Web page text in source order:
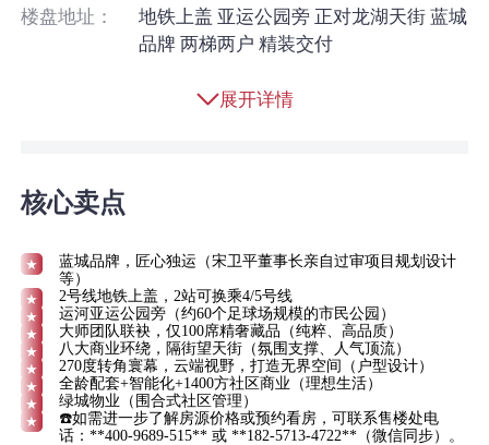
楼盘地址：
地铁上盖 亚运公园旁 正对龙湖天街 蓝城
品牌 两梯两户 精装交付
展开详情
核心卖点
蓝城品牌，匠心独运（宋卫平董事长亲自过审项目规划设计
等）
2号线地铁上盖，2站可换乘4/5号线
运河亚运公园旁（约60个足球场规模的市民公园）
大师团队联袂，仅100席精奢藏品（纯粹、高品质）
八大商业环绕，隔街望天街（氛围支撑、人气顶流）
270度转角寰幕，云端视野，打造无界空间（户型设计）
全龄配套+智能化+1400方社区商业（理想生活）
绿城物业（围合式社区管理）
☎️如需进一步了解房源价格或预约看房，可联系售楼处电
话：**400-9689-515** 或 **182-5713-4722**（微信同步）。